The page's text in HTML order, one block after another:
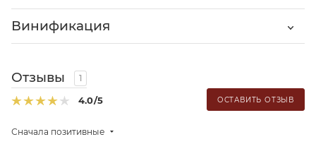
Винификация
Отзывы 1
4.0/5 ОСТАВИТЬ ОТЗЫВ
Сначала позитивные